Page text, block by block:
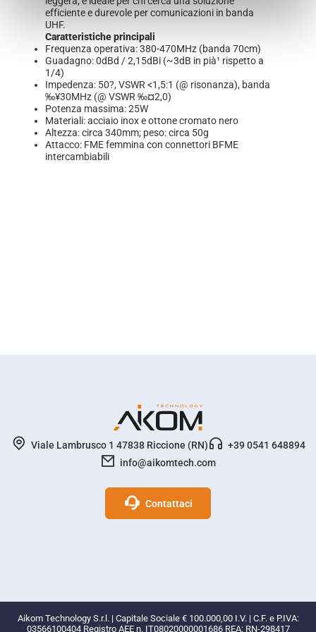
efficiente e durevole per comunicazioni in banda
UHF.
Caratteristiche principali
Frequenza operativa: 380-470MHz (banda 70cm)
Guadagno: 0dBd / 2,15dBi (~3dB in pià¹ rispetto a
1/4)
Impedenza: 50?, VSWR <1,5:1 (@ risonanza), banda
‰¥30MHz (@ VSWR ‰¤2,0)
Potenza massima: 25W
Materiali: acciaio inox e ottone cromato nero
Altezza: circa 340mm; peso: circa 50g
Attacco: FME femmina con connettori BFME
intercambiabili
Viale Lambrusco 1 47838 Riccione (RN)
+39 0541 648894
info@aikomtech.com
Contattaci
Aikom Technology S.r.l. | Capitale Sociale € 100.000,00 I.V. | C.F. e P.IVA:
03566100404 Registro AEE n. IT08020000001686 REA: RN-298417